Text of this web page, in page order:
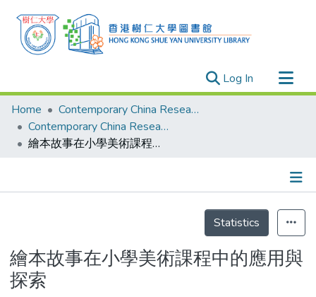
Log In (current)
Research Outputs
Researchers
Organizations
Events
Home
Contemporary China Research Center
Contemporary China Research Center - Publication
繪本故事在小學美術課程中的應用與探索
Statistics
繪本故事在小學美術課程中的應用與
探索